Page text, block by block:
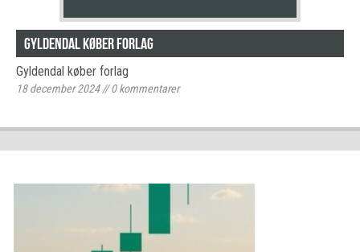
Gyldendal køber forlag
Gyldendal køber forlag
18 december 2024//0kommentarer